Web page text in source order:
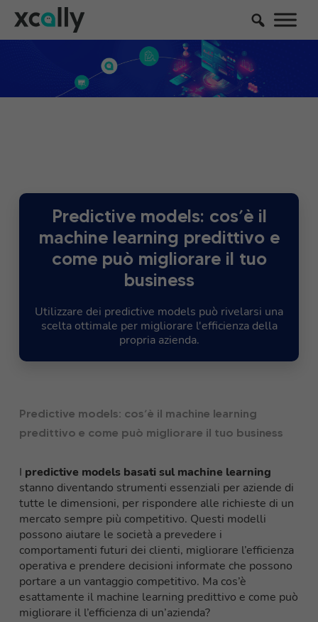
Predictive models: cos’è il
machine learning predittivo e
come può migliorare il tuo
business
Utilizzare dei predictive models può rivelarsi una
scelta ottimale per migliorare l'efficienza della
propria azienda.
Predictive models: cos’è il machine learning
predittivo e come può migliorare il tuo business
I predictive models basati sul machine learning
stanno diventando strumenti essenziali per aziende di
tutte le dimensioni, per rispondere alle richieste di un
mercato sempre più competitivo. Questi modelli
possono aiutare le società a prevedere i
comportamenti futuri dei clienti, migliorare l’efficienza
operativa e prendere decisioni informate che possono
portare a un vantaggio competitivo. Ma cos’è
esattamente il machine learning predittivo e come può
migliorare il l’efficienza di un’azienda?